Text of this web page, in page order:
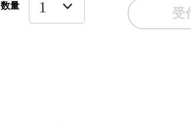
数量 受